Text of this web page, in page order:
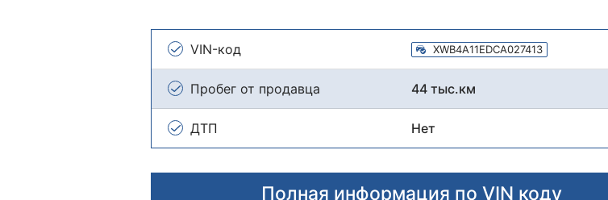
VIN-код XWB4A11EDCA027413
Пробег от продавца 44 тыс.км
ДТП Нет
Полная информация по VIN коду